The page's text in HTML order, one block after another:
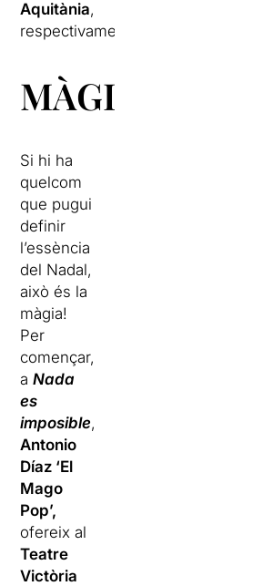
Aquitània,
respectivament.
MÀGIQUES
Si hi ha
quelcom
que pugui
definir
l’essència
del Nadal,
això és la
màgia!
Per
començar,
aNada
es
imposible,
Antonio
Díaz ‘El
Mago
Pop’,
ofereix al
Teatre
Victòria